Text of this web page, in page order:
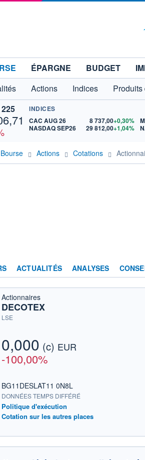
ÉPARGNE BUDGET
Actions Indices
INDICES
CAC AUG 26
8 737,00+0,30%
NASDAQ SEP26
29 812,00+1,04%
Bourse Actions Cotations
ACTUALITÉS ANALYSES
Actionnaires
DECOTEX
LSE
0,000 (c) EUR
-100,00%
BG11DESLAT11 0N8L
DONNÉES TEMPS DIFFÉRÉ
Politique d'exécution
Cotation sur les autres places